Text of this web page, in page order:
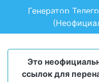
Генератор
Это
ссылок для